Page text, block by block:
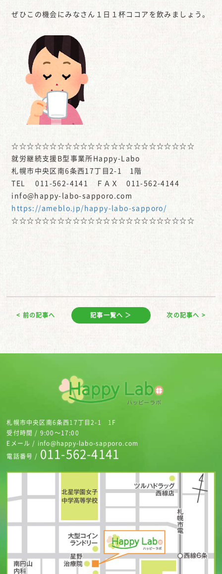
ぜひこの機会にみなさん１日１杯ココアを飲みましょう。
☆☆☆☆☆☆☆☆☆☆☆☆☆☆☆☆☆☆☆☆☆☆☆☆
就労継続支援B型事業所Happy-Labo
札幌市中央区南6条西17丁目2-1 1階
TEL 011-562-4141 ＦＡＸ 011-562-4144
info@happy-labo-sapporo.com
https://ameblo.jp/happy-labo-sapporo/
☆☆☆☆☆☆☆☆☆☆☆☆☆☆☆☆☆☆☆☆☆☆☆☆
< 前の記事へ 記事一覧へ ＞ 次の記事へ >
札幌市中央区南6条西17丁目2-1 1F
受付時間 / 9:00～17:00
Eメール / info@happy-labo-sapporo.com
電話番号 / 011-562-4141